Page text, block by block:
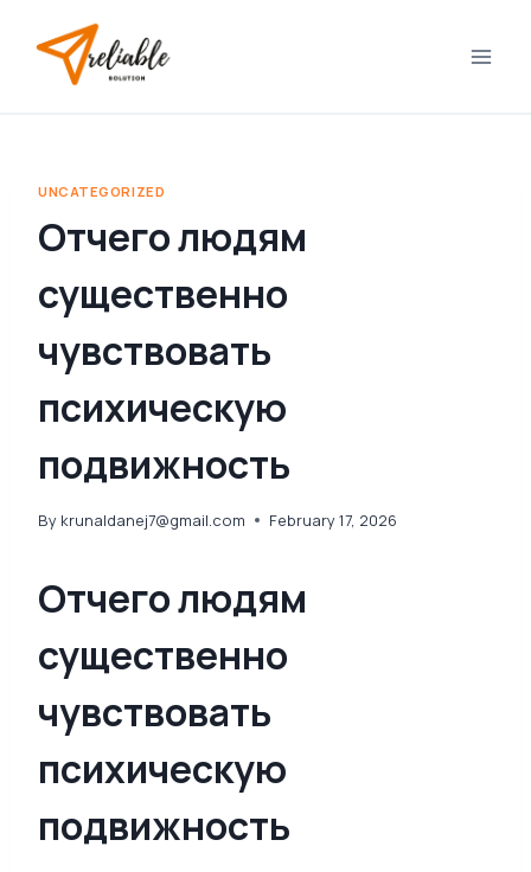
content
UNCATEGORIZED
Отчего людям
существенно
чувствовать
психическую
подвижность
By krunaldanej7@gmail.com February 17, 2026
Отчего людям
существенно
чувствовать
психическую
подвижность